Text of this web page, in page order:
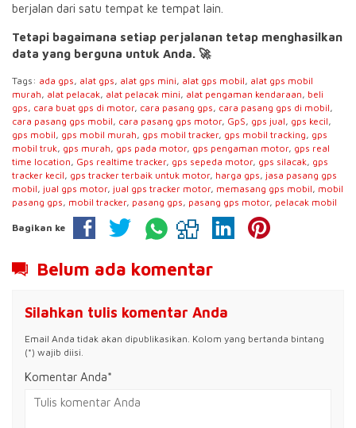
berjalan dari satu tempat ke tempat lain.
Tetapi bagaimana setiap perjalanan tetap menghasilkan
data yang berguna untuk Anda. 🚀
Tags: ada gps, alat gps, alat gps mini, alat gps mobil, alat gps mobil
murah, alat pelacak, alat pelacak mini, alat pengaman kendaraan, beli
gps, cara buat gps di motor, cara pasang gps, cara pasang gps di mobil,
cara pasang gps mobil, cara pasang gps motor, GpS, gps jual, gps kecil,
gps mobil, gps mobil murah, gps mobil tracker, gps mobil tracking, gps
mobil truk, gps murah, gps pada motor, gps pengaman motor, gps real
time location, Gps realtime tracker, gps sepeda motor, gps silacak, gps
tracker kecil, gps tracker terbaik untuk motor, harga gps, jasa pasang gps
mobil, jual gps motor, jual gps tracker motor, memasang gps mobil, mobil
pasang gps, mobil tracker, pasang gps, pasang gps motor, pelacak mobil
Bagikan ke
Belum ada komentar
Silahkan tulis komentar Anda
Email Anda tidak akan dipublikasikan. Kolom yang bertanda bintang
(*) wajib diisi.
Komentar Anda*